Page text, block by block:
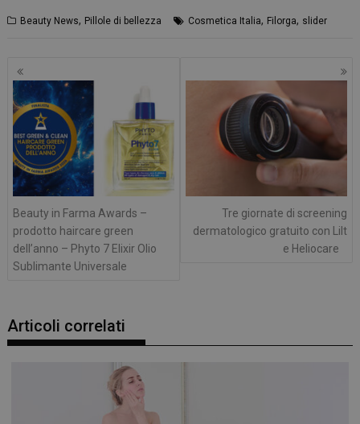
Beauty News, Pillole di bellezza Cosmetica Italia, Filorga, slider
Navigazione
articoli
Beauty in Farma Awards –
prodotto haircare green
dell’anno – Phyto 7 Elixir Olio
Sublimante Universale
Tre giornate di screening
dermatologico gratuito con Lilt
e Heliocare
Articoli correlati